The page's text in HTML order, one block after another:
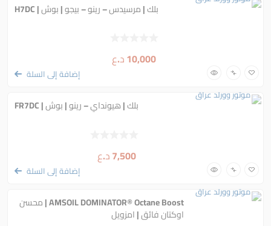
بلك | مرسيدس – رينو – بيجو | بوش | H7DC
10,000د.ع
إضافة إلى السلة
بلك | هيونداي – رينو | بوش | FR7DC
7,500د.ع
إضافة إلى السلة
AMSOIL DOMINATOR® Octane Boost | محسن
اوكتان فائق | امزويل